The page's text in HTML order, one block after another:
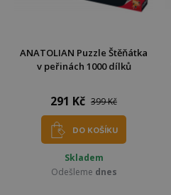
ANATOLIAN Puzzle Štěňátka
v peřinách 1000 dílků
291 Kč 399 Kč
DO KOŠÍKU
Skladem
Odešleme dnes